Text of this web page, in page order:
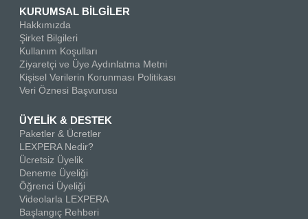
KURUMSAL BİLGİLER
Hakkımızda
Şirket Bilgileri
Kullanım Koşulları
Ziyaretçi ve Üye Aydınlatma Metni
Kişisel Verilerin Korunması Politikası
Veri Öznesi Başvurusu
ÜYELİK & DESTEK
Paketler & Ücretler
LEXPERA Nedir?
Ücretsiz Üyelik
Deneme Üyeliği
Öğrenci Üyeliği
Videolarla LEXPERA
Başlangıç Rehberi